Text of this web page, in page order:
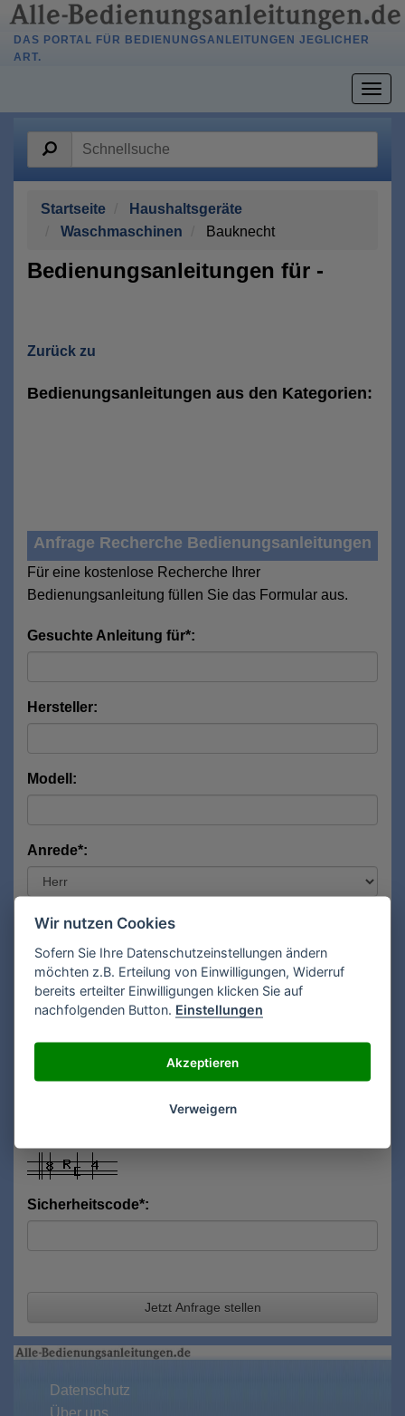
DAS PORTAL FÜR BEDIENUNGSANLEITUNGEN JEGLICHER
ART.
Startseite
Haushaltsgeräte
Waschmaschinen
Bauknecht
Bedienungsanleitungen für -
Zurück zu
Bedienungsanleitungen aus den Kategorien:
Anfrage Recherche Bedienungsanleitungen
Für eine kostenlose Recherche Ihrer
Bedienungsanleitung füllen Sie das Formular aus.
Gesuchte Anleitung für*:
Hersteller:
Modell:
Anrede*:
Vorname*:
Nachname*:
Sicherheitscode*:
Jetzt Anfrage stellen
Datenschutz
Über uns
Wir nutzen Cookies
Sofern Sie Ihre Datenschutzeinstellungen ändern
möchten z.B. Erteilung von Einwilligungen, Widerruf
bereits erteilter Einwilligungen klicken Sie auf
nachfolgenden Button. Einstellungen
Akzeptieren
Verweigern